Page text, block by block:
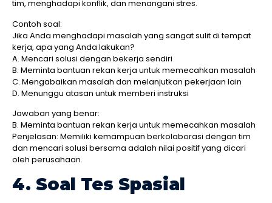
tim, menghadapi konflik, dan menangani stres.
Contoh soal:
Jika Anda menghadapi masalah yang sangat sulit di tempat
kerja, apa yang Anda lakukan?
A. Mencari solusi dengan bekerja sendiri
B. Meminta bantuan rekan kerja untuk memecahkan masalah
C. Mengabaikan masalah dan melanjutkan pekerjaan lain
D. Menunggu atasan untuk memberi instruksi
Jawaban yang benar:
B. Meminta bantuan rekan kerja untuk memecahkan masalah
Penjelasan: Memiliki kemampuan berkolaborasi dengan tim
dan mencari solusi bersama adalah nilai positif yang dicari
oleh perusahaan.
4. Soal Tes Spasial